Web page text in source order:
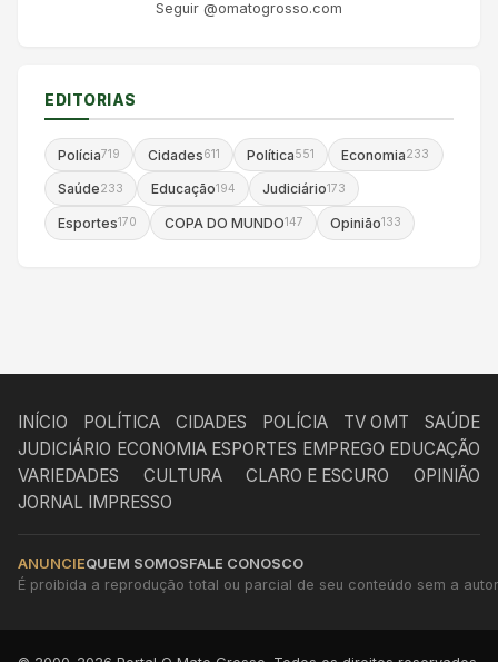
Seguir @omatogrosso.com
EDITORIAS
Polícia719 Cidades611 Política551 Economia233
Saúde233 Educação194 Judiciário173
Esportes170 COPA DO MUNDO147 Opinião133
INÍCIO POLÍTICA CIDADES POLÍCIA TV OMT
SAÚDE
JUDICIÁRIO ECONOMIA ESPORTES EMPREGO EDUCAÇÃO
VARIEDADES
CULTURA CLARO E ESCURO
OPINIÃO
JORNAL IMPRESSO
ANUNCIEQUEM SOMOSFALE CONOSCO
É proibida a reprodução total ou parcial de seu conteúdo sem a